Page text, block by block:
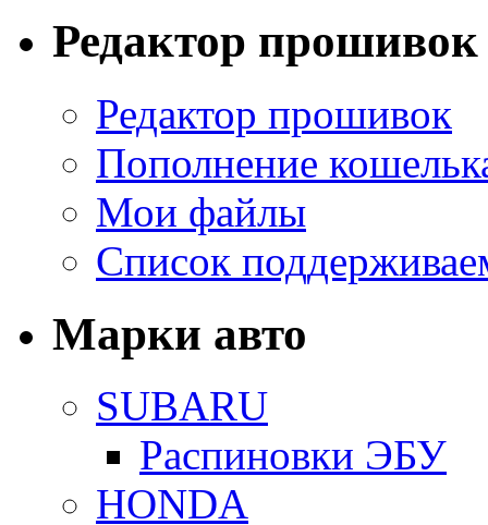
Редактор прошивок
Редактор прошивок
Пополнение
Мои файлы
Список
Марки авто
SUBARU
Распиновки ЭБУ
HONDA